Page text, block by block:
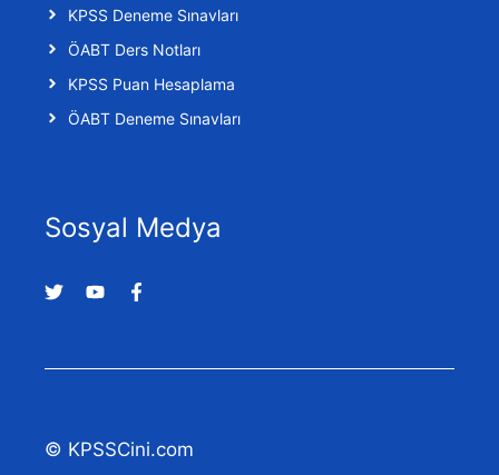
KPSS Deneme Sınavları
ÖABT Ders Notları
KPSS Puan Hesaplama
ÖABT Deneme Sınavları
Sosyal Medya
© KPSSCini.com